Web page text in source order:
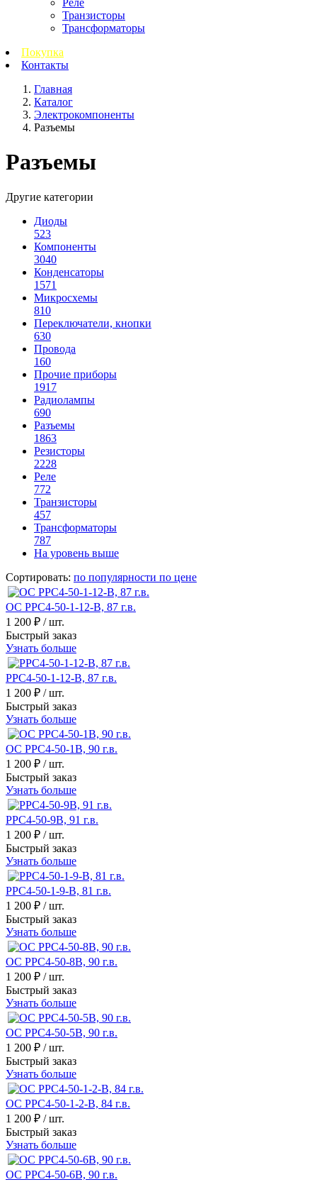
Реле
Транзисторы
Трансформаторы
Покупка
Контакты
Главная
Каталог
Электрокомпоненты
Разъемы
Разъемы
Другие категории
Диоды
523
Компоненты
3040
Конденсаторы
1571
Микросхемы
810
Переключатели, кнопки
630
Провода
160
Прочие приборы
1917
Радиолампы
690
Разъемы
1863
Резисторы
2228
Реле
772
Транзисторы
457
Трансформаторы
787
На уровень выше
Сортировать: по популярности по цене
ОС РРС4-50-1-12-В, 87 г.в.
1 200 ₽ / шт.
Быстрый заказ
Узнать больше
РРС4-50-1-12-В, 87 г.в.
1 200 ₽ / шт.
Быстрый заказ
Узнать больше
ОС РРС4-50-1В, 90 г.в.
1 200 ₽ / шт.
Быстрый заказ
Узнать больше
РРС4-50-9В, 91 г.в.
1 200 ₽ / шт.
Быстрый заказ
Узнать больше
РРС4-50-1-9-В, 81 г.в.
1 200 ₽ / шт.
Быстрый заказ
Узнать больше
ОС РРС4-50-8В, 90 г.в.
1 200 ₽ / шт.
Быстрый заказ
Узнать больше
ОС РРС4-50-5В, 90 г.в.
1 200 ₽ / шт.
Быстрый заказ
Узнать больше
ОС РРС4-50-1-2-В, 84 г.в.
1 200 ₽ / шт.
Быстрый заказ
Узнать больше
ОС РРС4-50-6В, 90 г.в.